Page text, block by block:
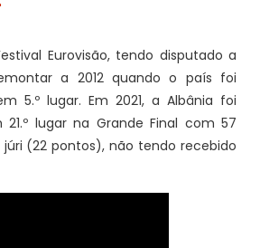
Eurovisão, tendo disputado a
a 2012 quando o país foi
5.º lugar. Em 2021, a Albânia foi
lugar na Grande Final com 57
(22 pontos), não tendo recebido